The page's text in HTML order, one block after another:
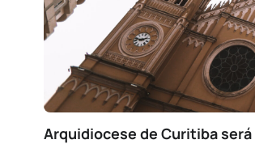
Arquidiocese de Curitiba será